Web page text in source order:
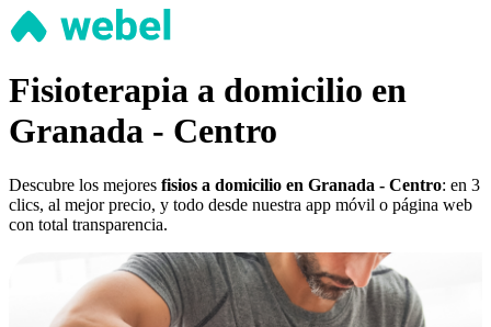
Fisioterapia a domicilio en
Granada - Centro
Descubre los mejores fisios a domicilio en Granada - Centro: en 3
clics, al mejor precio, y todo desde nuestra app móvil o página web
con total transparencia.